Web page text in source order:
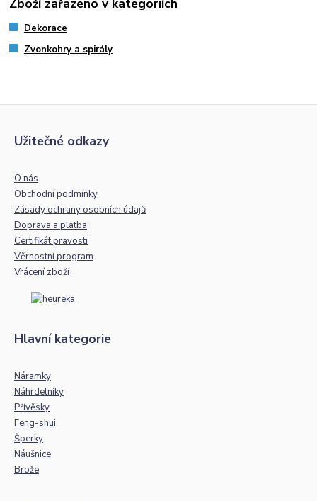
Zboží zařazeno v kategoriích
Dekorace
Zvonkohry a spirály
Užitečné odkazy
O nás
Obchodní podmínky
Zásady ochrany osobních údajů
Doprava a platba
Certifikát pravosti
Věrnostní program
Vrácení zboží
Hlavní kategorie
Náramky
Náhrdelníky
Přívěsky
Feng-shui
Šperky
Náušnice
Brože